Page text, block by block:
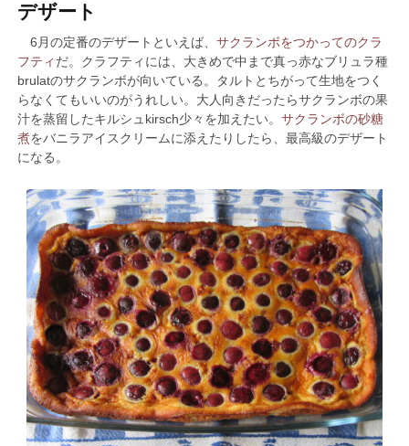
デザート
6月の定番のデザートといえば、 サクランボをつかってのクラ
フティ だ。クラフティには、大きめで中まで真っ赤なブリュラ種
brulatのサクランボが向いている。タルトとちがって生地をつく
らなくてもいいのがうれしい。大人向きだったらサクランボの果
汁を蒸留したキルシュkirsch少々を加えたい。 サクランボの砂糖
煮をバニラアイスクリームに添えたりしたら、最高級のデザート
になる。